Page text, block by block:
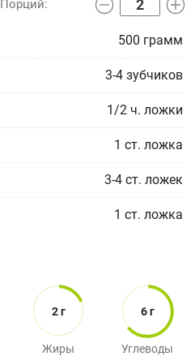
500 грамм
3-4 зубчиков
1/2 ч. ложки
1 ст. ложка
3-4 ст. ложек
1 ст. ложка
2 г
Жиры
6 г
Углеводы